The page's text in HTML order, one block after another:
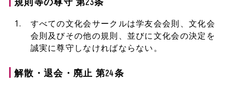
すべての文化会サークルは学友会会則、文化会
会則及びその他の規則、並びに文化会の決定を
誠実に尊守しなければならない。
解散・退会・廃止 第24条